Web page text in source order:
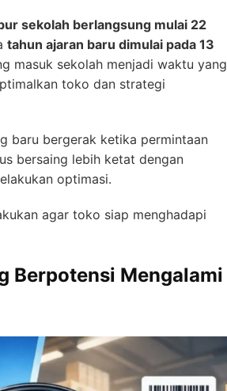
sekolah berlangsung mulai 22
tahun ajaran baru dimulai pada 13
masuk sekolah menjadi waktu yang
toko dan strategi
baru bergerak ketika permintaan
bersaing lebih ketat dengan
optimasi.
agar toko siap menghadapi
Berpotensi Mengalami